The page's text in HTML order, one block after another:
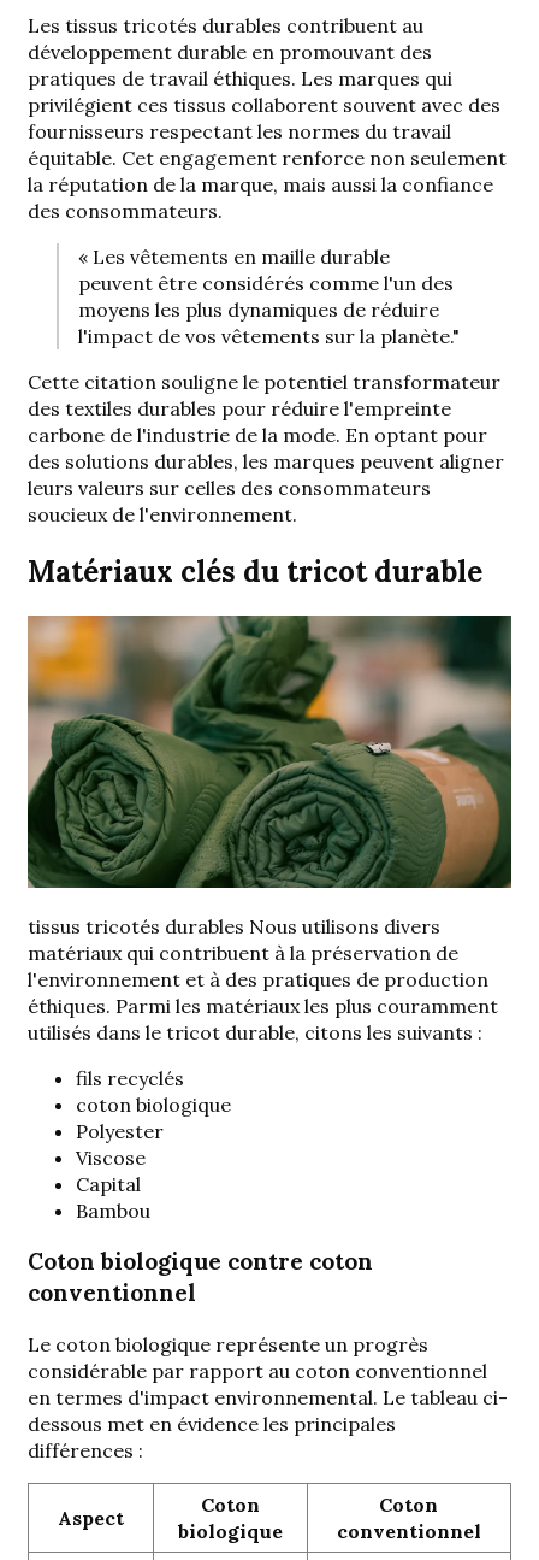
Les tissus tricotés durables contribuent au
développement durable en promouvant des
pratiques de travail éthiques. Les marques qui
privilégient ces tissus collaborent souvent avec des
fournisseurs respectant les normes du travail
équitable. Cet engagement renforce non seulement
la réputation de la marque, mais aussi la confiance
des consommateurs.
« Les vêtements en maille durable
peuvent être considérés comme l'un des
moyens les plus dynamiques de réduire
l'impact de vos vêtements sur la planète."
Cette citation souligne le potentiel transformateur
des textiles durables pour réduire l'empreinte
carbone de l'industrie de la mode. En optant pour
des solutions durables, les marques peuvent aligner
leurs valeurs sur celles des consommateurs
soucieux de l'environnement.
Matériaux clés du tricot durable
tissus tricotés durables Nous utilisons divers
matériaux qui contribuent à la préservation de
l'environnement et à des pratiques de production
éthiques. Parmi les matériaux les plus couramment
utilisés dans le tricot durable, citons les suivants :
fils recyclés
coton biologique
Polyester
Viscose
Capital
Bambou
Coton biologique contre coton
conventionnel
Le coton biologique représente un progrès
considérable par rapport au coton conventionnel
en termes d'impact environnemental. Le tableau ci-
dessous met en évidence les principales
différences :
Aspect
Coton
biologique
Coton
conventionnel